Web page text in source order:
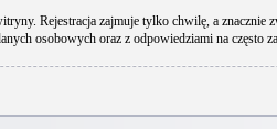
Rejestracja zajmuje tylko chwilę, a
osobowych oraz z odpowiedziami na